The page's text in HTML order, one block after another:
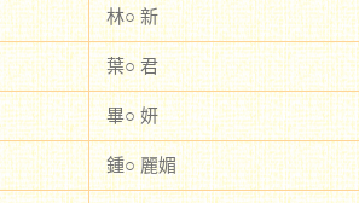
林○ 新
葉○ 君
畢○ 妍
鍾○ 麗媚